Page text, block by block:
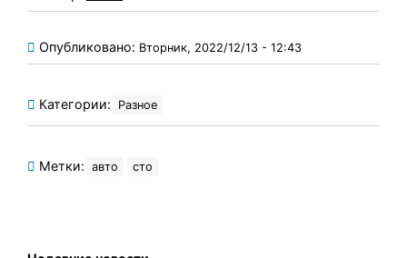
Опубликовано: Вторник, 2022/12/13 - 12:43
Категории: Разное
Метки: авто сто